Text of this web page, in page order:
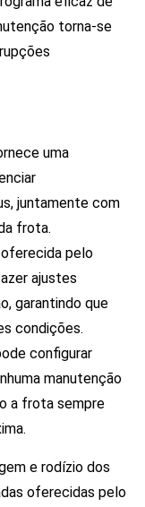
torna-se
uma
juntamente com
frota.
pelo
ajustes
garantindo que
condições.
configurar
manutenção
a frota sempre
e rodízio dos
oferecidas pelo